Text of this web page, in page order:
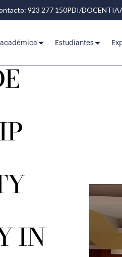
923 277 150PDI/DOCENTIA
Estudiantes
IN